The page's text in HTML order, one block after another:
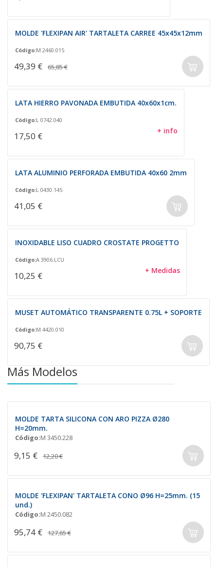
MOLDE 'FLEXIPAN AIR' TARTALETA CARREE 45x45x12mm
Código:M 2460.015
49,39 € 65,85 €
LATA HIERRO PAVONADA EMBUTIDA 40x60x1cm.
Código:L 0742.040
17,50 € + info
LATA ALUMINIO PERFORADA EMBUTIDA 40x60 2mm
Código:L 0430.145
41,05 €
INOXIDABLE LISO CUADRO CROSTATE PROGETTO
Código:A 3906.LCU
10,25 € + Medidas
MUSET AUTOMÁTICO TRANSPARENTE 0.75L + SOPORTE
Código:M 4420.010
90,75 €
Más Modelos
MOLDE TARTA SILICONA CON ARO PIZZA Ø280
H=20mm.
Código:M 3450.228
9,15 € 12,20 €
MOLDE 'FLEXIPAN' TARTALETA CONO Ø96 H=25mm. (15
und.)
Código:M 2450.082
95,74 € 127,65 €